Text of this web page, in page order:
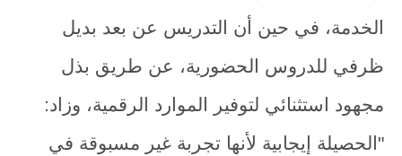
الخدمة، في حين أن التدريس عن بعد بديل
ظرفي للدروس الحضورية، عن طريق بذل
مجهود استثنائي لتوفير الموارد الرقمية، وزاد:
"الحصيلة إيجابية لأنها تجربة غير مسبوقة في